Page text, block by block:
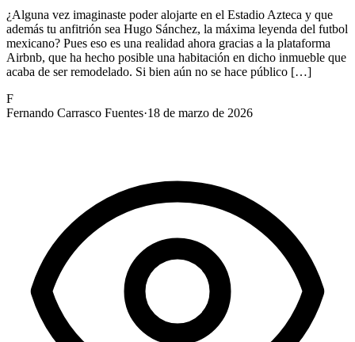
¿Alguna vez imaginaste poder alojarte en el Estadio Azteca y que
además tu anfitrión sea Hugo Sánchez, la máxima leyenda del futbol
mexicano? Pues eso es una realidad ahora gracias a la plataforma
Airbnb, que ha hecho posible una habitación en dicho inmueble que
acaba de ser remodelado. Si bien aún no se hace público […]
F
Fernando Carrasco Fuentes·18 de marzo de 2026